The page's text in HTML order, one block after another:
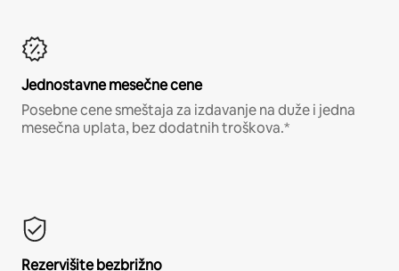
Jednostavne mesečne cene
Posebne cene smeštaja za izdavanje na duže i jedna
mesečna uplata, bez dodatnih troškova.*
Rezervišite bezbrižno